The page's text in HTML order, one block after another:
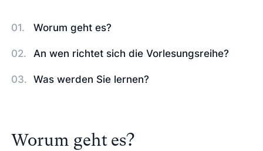
Worum geht es?
An wen richtet sich die Vorlesungsreihe?
Was werden Sie lernen?
Worum geht es?